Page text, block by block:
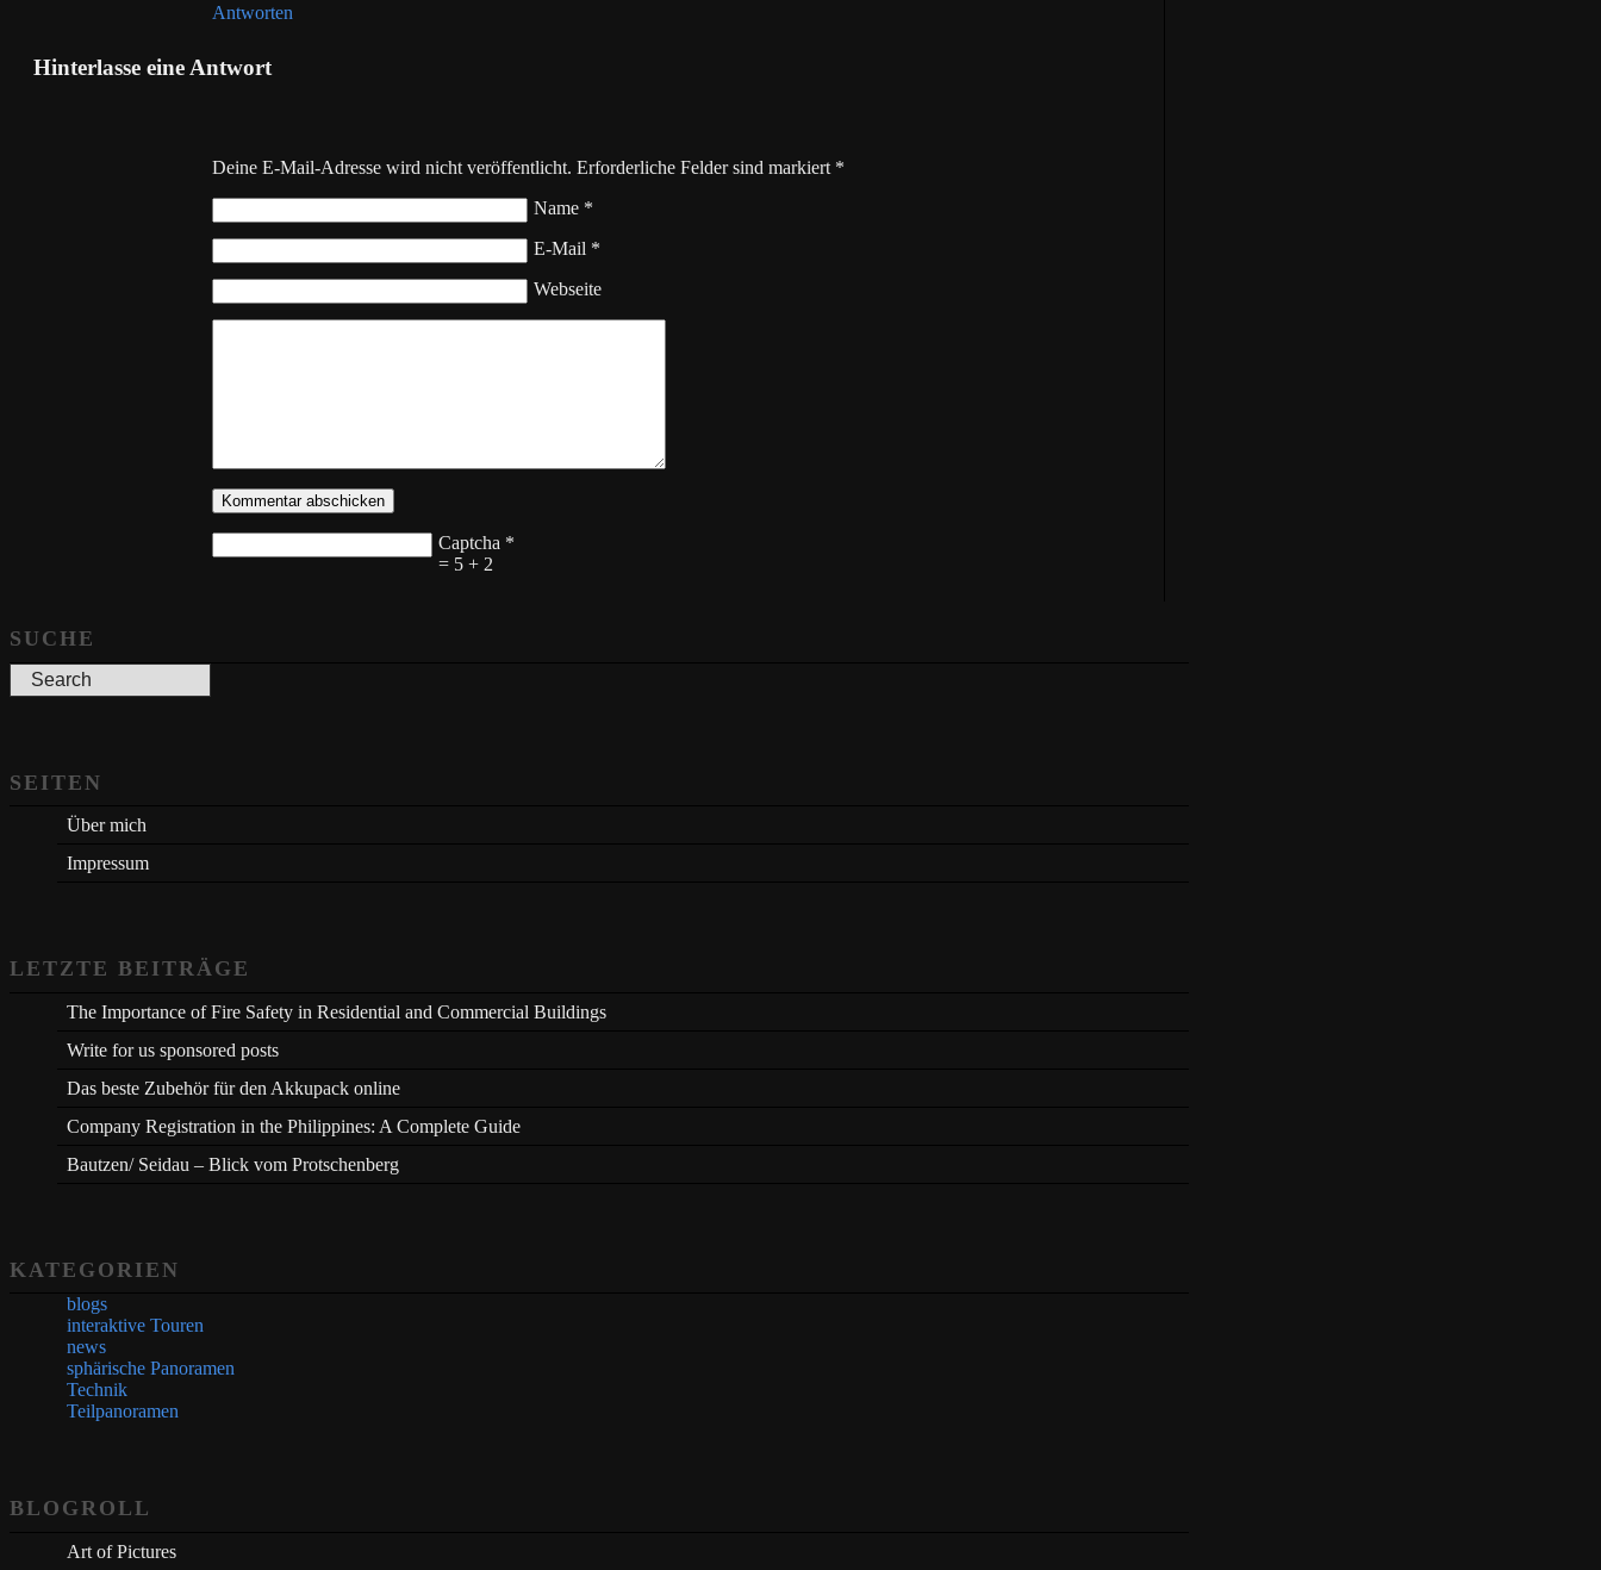
Antworten
Hinterlasse eine Antwort
Deine E-Mail-Adresse wird nicht veröffentlicht. Erforderliche Felder sind markiert *
Name *
E-Mail *
Webseite
Captcha *
= 5 + 2
SUCHE
SEITEN
Über mich
Impressum
LETZTE BEITRÄGE
The Importance of Fire Safety in Residential and Commercial Buildings
Write for us sponsored posts
Das beste Zubehör für den Akkupack online
Company Registration in the Philippines: A Complete Guide
Bautzen/ Seidau – Blick vom Protschenberg
KATEGORIEN
blogs
interaktive Touren
news
sphärische Panoramen
Technik
Teilpanoramen
BLOGROLL
Art of Pictures